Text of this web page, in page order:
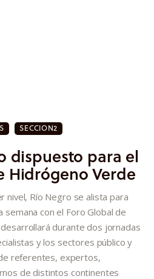
SECCION2
dispuesto para el
Hidrógeno Verde
nivel, Río Negro se alista para
con el Foro Global de
durante dos jornadas
y los sectores público y
referentes, expertos,
de distintos continentes